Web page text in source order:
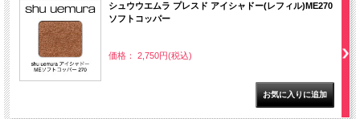
シュウウエムラ プレスド アイシャドー(レフィル)ME270
ソフトコッパー
価格： 2,750円(税込)